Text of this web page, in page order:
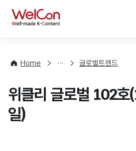
WelCon
Home
향
계
글로벌트렌드
위클리 글로벌 102
일)